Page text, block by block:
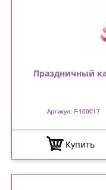
Праздничный
Артикул: F-100017
Купить